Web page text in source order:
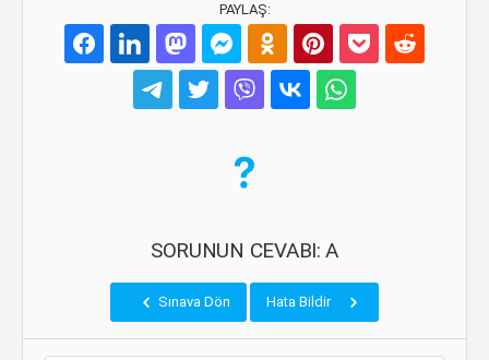
PAYLAŞ:
SORUNUN CEVABI: A
Sınava Dön Hata Bildir